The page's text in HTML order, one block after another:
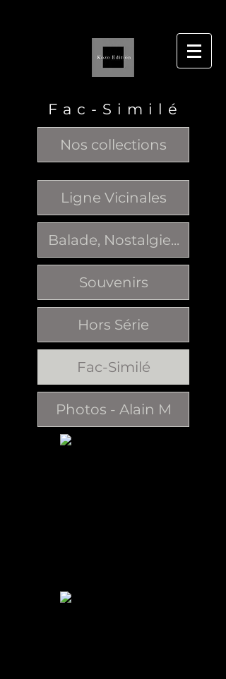
F a c - S i m i l é
Nos collections
Ligne Vicinales
Balade, Nostalgie...
Souvenirs
Hors Série
Fac-Similé
Photos - Alain M